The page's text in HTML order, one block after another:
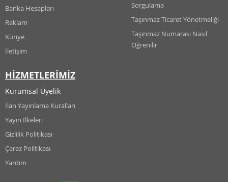
Banka Hesapları
Reklam
Künye
İletişim
HİZMETLERİMİZ
Kurumsal Üyelik
İlan Yayınlama Kuralları
Yayın İlkeleri
Gizlilik Politikası
Çerez Politikası
Yardım
Sorgulama
Taşınmaz Ticaret Yönetmeliği
Taşınmaz Numarası Nasıl
Öğrenilir